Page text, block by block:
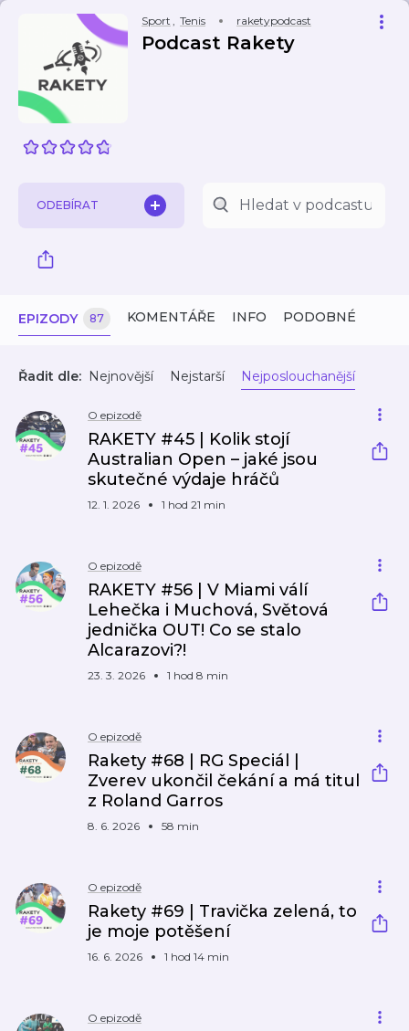
Sport , Tenis raketypodcast
Podcast Rakety
ODEBÍRAT
EPIZODY 87 KOMENTÁŘE INFO PODOBNÉ
Řadit dle: Nejnovější Nejstarší Nejposlouchanější
O epizodě
RAKETY #45 | Kolik stojí
Australian Open – jaké jsou
skutečné výdaje hráčů
12. 1. 2026 1 hod 21 min
O epizodě
RAKETY #56 | V Miami válí
Lehečka i Muchová, Světová
jednička OUT! Co se stalo
Alcarazovi?!
23. 3. 2026 1 hod 8 min
O epizodě
Rakety #68 | RG Speciál |
Zverev ukončil čekání a má titul
z Roland Garros
8. 6. 2026 58 min
O epizodě
Rakety #69 | Travička zelená, to
je moje potěšení
16. 6. 2026 1 hod 14 min
O epizodě